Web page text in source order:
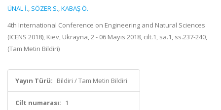
ÜNAL İ., SÖZER S.,KABAŞ Ö.
4th International Conference on Engineering and Natural Sciences
(ICENS 2018), Kiev, Ukrayna, 2 - 06 Mayıs 2018, cilt.1, sa.1, ss.237-240,
(Tam Metin Bildiri)
Yayın Türü: Bildiri / Tam Metin Bildiri
Cilt numarası: 1